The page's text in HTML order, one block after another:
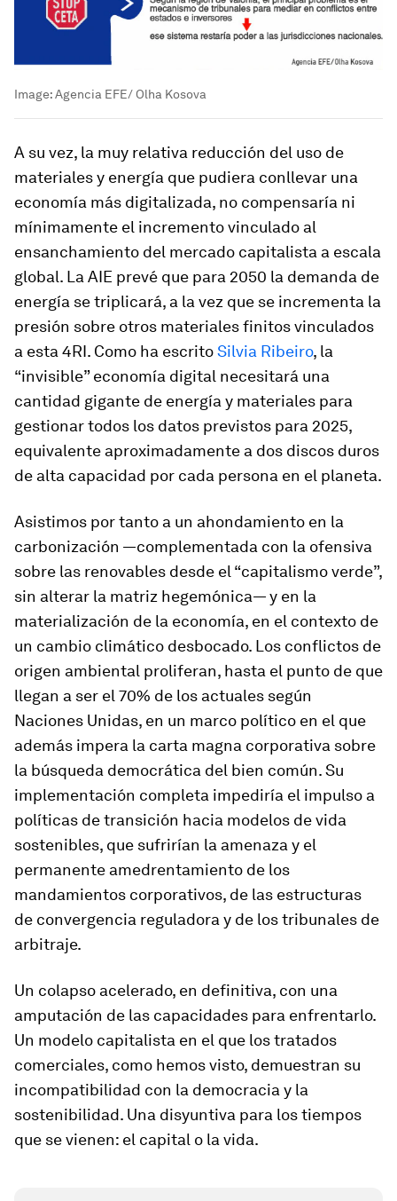
Image:Agencia EFE/ Olha Kosova
A su vez, la muy relativa reducción del uso de
materiales y energía que pudiera conllevar una
economía más digitalizada, no compensaría ni
mínimamente el incremento vinculado al
ensanchamiento del mercado capitalista a escala
global. La AIE prevé que para 2050 la demanda de
energía se triplicará, a la vez que se incrementa la
presión sobre otros materiales finitos vinculados
a esta 4RI. Como ha escritoSilvia Ribeiro, la
“invisible” economía digital necesitará una
cantidad gigante de energía y materiales para
gestionar todos los datos previstos para 2025,
equivalente aproximadamente a dos discos duros
de alta capacidad por cada persona en el planeta.
Asistimos por tanto a un ahondamiento en la
carbonización —complementada con la ofensiva
sobre las renovables desde el “capitalismo verde”,
sin alterar la matriz hegemónica— y en la
materialización de la economía, en el contexto de
un cambio climático desbocado. Los conflictos de
origen ambiental proliferan, hasta el punto de que
llegan a ser el 70% de los actuales según
Naciones Unidas, en un marco político en el que
además impera la carta magna corporativa sobre
la búsqueda democrática del bien común. Su
implementación completa impediría el impulso a
políticas de transición hacia modelos de vida
sostenibles, que sufrirían la amenaza y el
permanente amedrentamiento de los
mandamientos corporativos, de las estructuras
de convergencia reguladora y de los tribunales de
arbitraje.
Un colapso acelerado, en definitiva, con una
amputación de las capacidades para enfrentarlo.
Un modelo capitalista en el que los tratados
comerciales, como hemos visto, demuestran su
incompatibilidad con la democracia y la
sostenibilidad. Una disyuntiva para los tiempos
que se vienen: el capital o la vida.